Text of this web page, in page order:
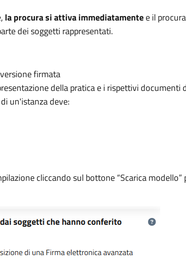
la procura si attiva immediatamentee il
dei soggetti rappresentati.
firmata
della pratica e i rispettivi documenti
un'istanza deve:
cliccando sul bottone “Scarica modello”